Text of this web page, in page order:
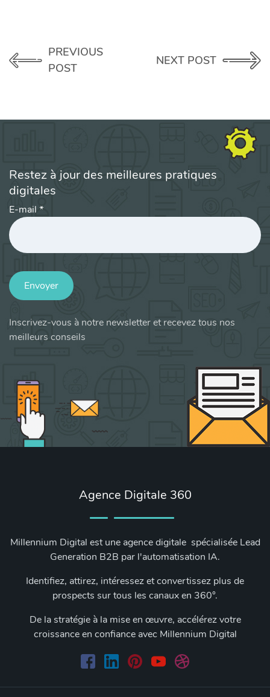
PREVIOUS
POST
NEXT POST
Restez à jour des meilleures pratiques
digitales
E-mail *
Envoyer
Inscrivez-vous à notre newsletter et recevez tous nos
meilleurs conseils
Agence Digitale 360
Millennium Digital est une agence digitale spécialisée Lead
Generation B2B par l'automatisation IA.
Identifiez, attirez, intéressez et convertissez plus de
prospects sur tous les canaux en 360°.
De la stratégie à la mise en œuvre, accélérez votre
croissance en confiance avec Millennium Digital